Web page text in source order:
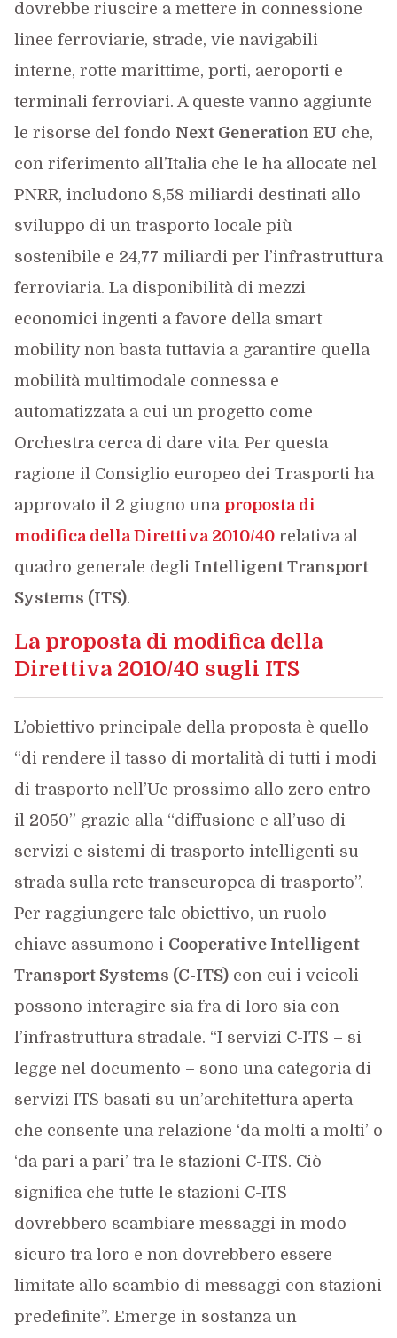
dovrebbe riuscire a mettere in connessione
linee ferroviarie, strade, vie navigabili
interne, rotte marittime, porti, aeroporti e
terminali ferroviari. A queste vanno aggiunte
le risorse del fondo Next Generation EU che,
con riferimento all’Italia che le ha allocate nel
PNRR, includono 8,58 miliardi destinati allo
sviluppo di un trasporto locale più
sostenibile e 24,77 miliardi per l’infrastruttura
ferroviaria. La disponibilità di mezzi
economici ingenti a favore della smart
mobility non basta tuttavia a garantire quella
mobilità multimodale connessa e
automatizzata a cui un progetto come
Orchestra cerca di dare vita. Per questa
ragione il Consiglio europeo dei Trasporti ha
approvato il 2 giugno una proposta di
modifica della Direttiva 2010/40relativa al
quadro generale degli Intelligent Transport
Systems (ITS).
La proposta di modifica della
Direttiva 2010/40 sugli ITS
L’obiettivo principale della proposta è quello
“di rendere il tasso di mortalità di tutti i modi
di trasporto nell’Ue prossimo allo zero entro
il 2050” grazie alla “diffusione e all’uso di
servizi e sistemi di trasporto intelligenti su
strada sulla rete transeuropea di trasporto”.
Per raggiungere tale obiettivo, un ruolo
chiave assumono i Cooperative Intelligent
Transport Systems (C-ITS)con cui i veicoli
possono interagire sia fra di loro sia con
l’infrastruttura stradale. “I servizi C-ITS – si
legge nel documento – sono una categoria di
servizi ITS basati su un’architettura aperta
che consente una relazione ‘da molti a molti’ o
‘da pari a pari’ tra le stazioni C-ITS. Ciò
significa che tutte le stazioni C-ITS
dovrebbero scambiare messaggi in modo
sicuro tra loro e non dovrebbero essere
limitate allo scambio di messaggi con stazioni
predefinite”. Emerge in sostanza un